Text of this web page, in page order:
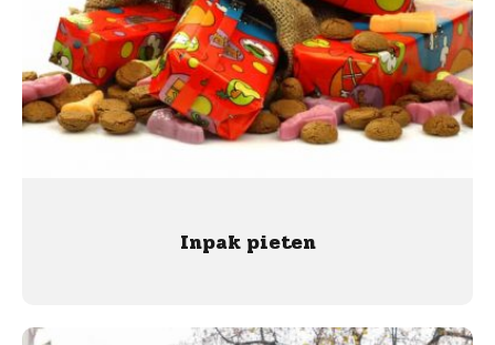
Inpak pieten